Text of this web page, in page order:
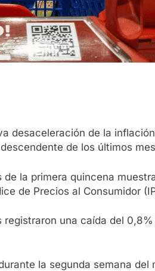
desaceleración de la
de los últimos
la primera quincena
de Precios al Consumidor
una caída del
la segunda semana